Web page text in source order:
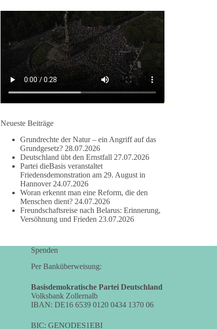
Die Gipfelerklärung liest sich jedoch wie ein
Protokoll einer industriellen Kriegskonferenz:
Neue Milliardenhilfen für die Ukraine, neue
Verpflichtungen für Europa, gigantische
Rüstungsdeals, Ausbau der
Verteidigungsindustrie, Modernisierung der
Streitkräfte, ein klares Bekenntnis zur
besitzen.
Und wo war der Austausch über eine
friedensorientierte Politik?
🟩🟩🟦🟦🟥🟥🟧🟧
dieBasis fordert als einzige Partei in Deutschland
den Austritt aus der NATO. Ein Gipfel, der mehr
nach Rüstungsdeal als nach Friedenspolitik klingt,
wird niemals Sicherheit schaffen, ob nun in
https://www.tagesschau.de/ausland/asien/nato-
#dieBasis #NATO #Gipfeltreffen
#Sicherheit
Neueste Beiträge
Grundrechte der Natur – ein Angriff auf das
Grundgesetz? 28.07.2026
Deutschland übt den Ernstfall 27.07.2026
Partei dieBasis veranstaltet
Friedensdemonstration am 29. August in
Hannover 24.07.2026
Woran erkennt man eine Reform, die den
Menschen dient? 24.07.2026
Freundschaftsreise nach Belarus: Erinnerung,
Versöhnung und Frieden 23.07.2026
Spenden
Per Banküberweisung:
Basisdemokratische Partei Deutschland
Volksbank Zollernalb
IBAN: DE16 6539 0120 0434 1370 06
BIC: GENODES1EBI